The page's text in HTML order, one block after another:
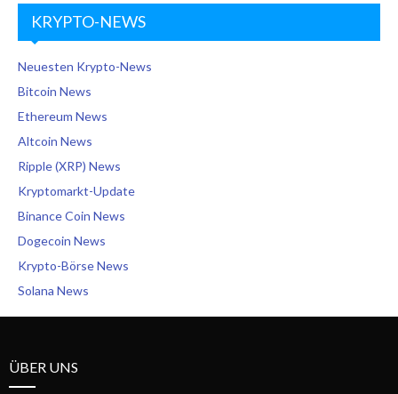
KRYPTO-NEWS
Neuesten Krypto-News
Bitcoin News
Ethereum News
Altcoin News
Ripple (XRP) News
Kryptomarkt-Update
Binance Coin News
Dogecoin News
Krypto-Börse News
Solana News
ÜBER UNS